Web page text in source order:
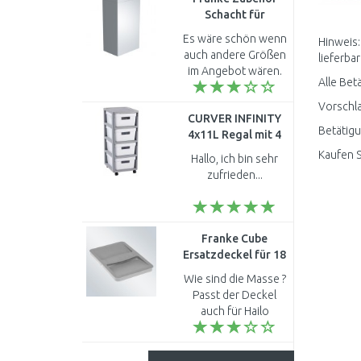
Alle
Kaufen
Schacht für
Abluftbetrieb,
teleskop,
112.0197.447
Es wäre schön wenn
auch andere Größen
im Angebot wären.
Meine ist leider nicht
CURVER INFINITY
4x11L Regal mit 4
Schubladen 36 x 30 x
69 cm weiß 04355-
Y36
Hallo, ich bin sehr
zufrieden...
Franke Cube
Ersatzdeckel für 18
l Eimer 133.0014.739
Wie sind die Masse ?
Passt der Deckel
auch für Hailo
Abfallsystem Eimer